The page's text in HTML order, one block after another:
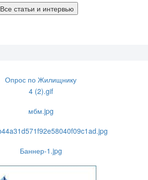
Все статьи и интервью